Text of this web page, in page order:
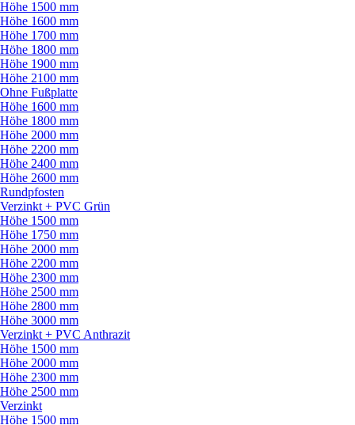
Höhe 1500 mm
Höhe 1600 mm
Höhe 1700 mm
Höhe 1800 mm
Höhe 1900 mm
Höhe 2100 mm
Ohne Fußplatte
Höhe 1600 mm
Höhe 1800 mm
Höhe 2000 mm
Höhe 2200 mm
Höhe 2400 mm
Höhe 2600 mm
Rundpfosten
Verzinkt + PVC Grün
Höhe 1500 mm
Höhe 1750 mm
Höhe 2000 mm
Höhe 2200 mm
Höhe 2300 mm
Höhe 2500 mm
Höhe 2800 mm
Höhe 3000 mm
Verzinkt + PVC Anthrazit
Höhe 1500 mm
Höhe 2000 mm
Höhe 2300 mm
Höhe 2500 mm
Verzinkt
Höhe 1500 mm